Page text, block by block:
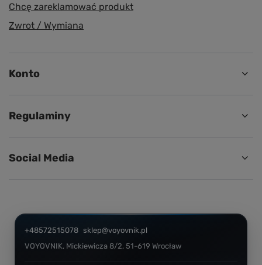
Chcę zareklamować produkt
Zwrot / Wymiana
Konto
Regulaminy
Social Media
+48572515078 sklep@voyovnik.pl
VOYOVNIK, Mickiewicza 8/2, 51-619 Wrocław